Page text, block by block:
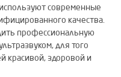
современные
качества.
профессиональную
для того
красивой, здоровой и